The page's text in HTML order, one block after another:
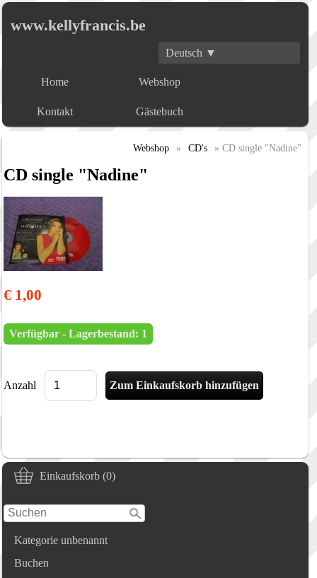
www.kellyfrancis.be
Deutsch ▼
Home Webshop
Kontakt Gästebuch
Einkaufskorb (0)
Kategorie unbenannt
Buchen
Webshop » CD's » CD single "Nadine"
CD single "Nadine"
€ 1,00
Verfügbar - Lagerbestand: 1
Anzahl